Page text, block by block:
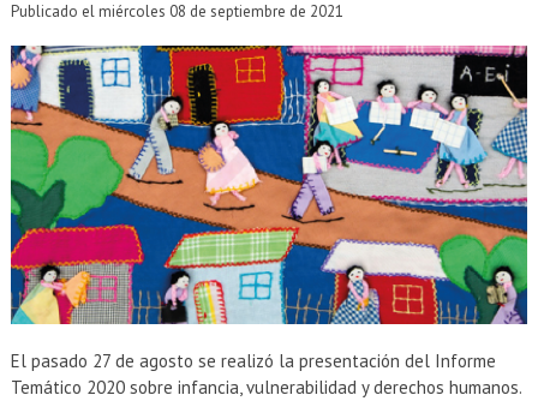
Publicado el miércoles 08 de septiembre de 2021
El pasado 27 de agosto se realizó la presentación del Informe
Temático 2020 sobre infancia, vulnerabilidad y derechos humanos.